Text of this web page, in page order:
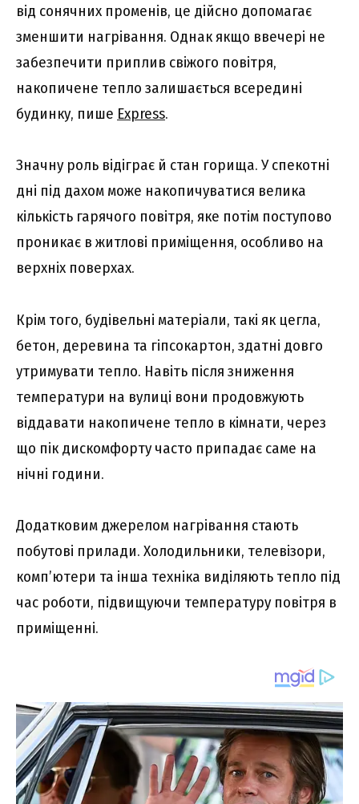
від сонячних променів, це дійсно допомагає
зменшити нагрівання. Однак якщо ввечері не
забезпечити приплив свіжого повітря,
накопичене тепло залишається всередині
будинку, пише Express.
Значну роль відіграє й стан горища. У спекотні
дні під дахом може накопичуватися велика
кількість гарячого повітря, яке потім поступово
проникає в житлові приміщення, особливо на
верхніх поверхах.
Крім того, будівельні матеріали, такі як цегла,
бетон, деревина та гіпсокартон, здатні довго
утримувати тепло. Навіть після зниження
температури на вулиці вони продовжують
віддавати накопичене тепло в кімнати, через
що пік дискомфорту часто припадає саме на
нічні години.
Додатковим джерелом нагрівання стають
побутові прилади. Холодильники, телевізори,
комп’ютери та інша техніка виділяють тепло під
час роботи, підвищуючи температуру повітря в
приміщенні.